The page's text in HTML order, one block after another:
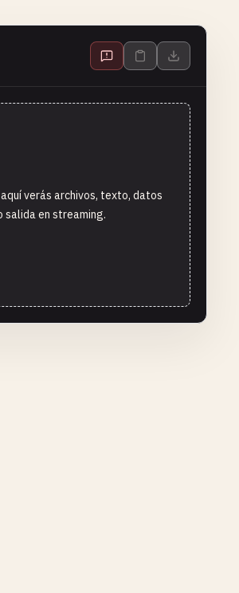
verás archivos, texto, datos
salida en streaming.